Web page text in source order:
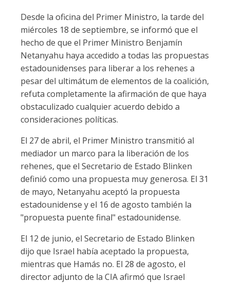
Desde la oficina del Primer Ministro, la tarde del
miércoles 18 de septiembre, se informó que el
hecho de que el Primer Ministro Benjamín
Netanyahu haya accedido a todas las propuestas
estadounidenses para liberar a los rehenes a
pesar del ultimátum de elementos de la coalición,
refuta completamente la afirmación de que haya
obstaculizado cualquier acuerdo debido a
consideraciones políticas.
El 27 de abril, el Primer Ministro transmitió al
mediador un marco para la liberación de los
rehenes, que el Secretario de Estado Blinken
definió como una propuesta muy generosa. El 31
de mayo, Netanyahu aceptó la propuesta
estadounidense y el 16 de agosto también la
"propuesta puente final" estadounidense.
El 12 de junio, el Secretario de Estado Blinken
dijo que Israel había aceptado la propuesta,
mientras que Hamás no. El 28 de agosto, el
director adjunto de la CIA afirmó que Israel